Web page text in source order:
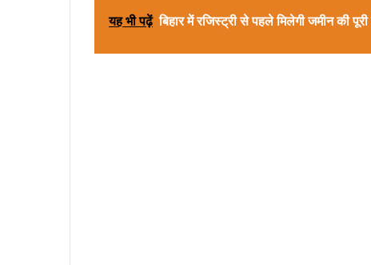
यह भी पढ़ें बिहार में रजिस्ट्री से पहले मिलेगी जमीन की